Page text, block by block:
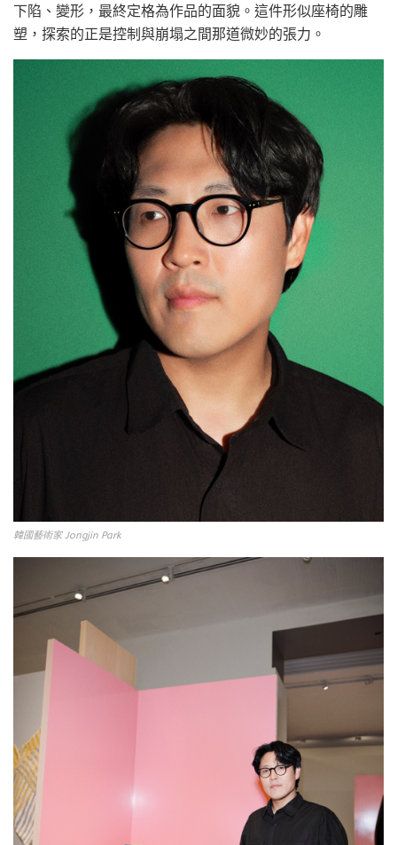
下陷、變形，最終定格為作品的面貌。這件形似座椅的雕
塑，探索的正是控制與崩塌之間那道微妙的張力。
韓國藝術家 Jongjin Park